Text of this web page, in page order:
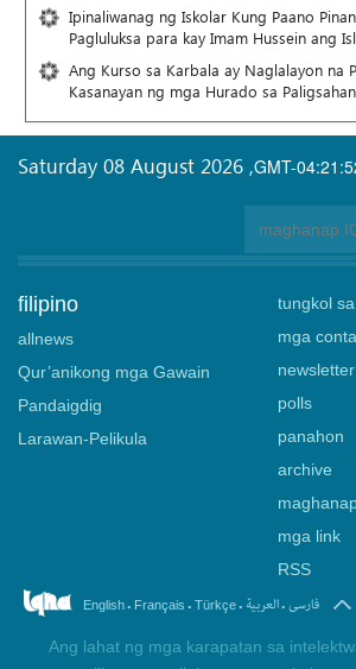
Ipinaliwanag ng Iskolar Kung Paano
Pagluluksa para kay Imam Hussein ang
Ang Kurso sa Karbala ay Naglalayon na
Kasanayan ng mga Hurado sa
GMT-
Saturday 08 August 2026 ,
filipino
allnews
Qur’anikong mga Gawain
Pandaigdig
Larawan-Pelikula
tungkol
mga
newsletter
polls
panahon
archive
mga link
RSS
English. Français . Türkçe. العربیة.فارسی
Ang lahat ng mga karapatan sa